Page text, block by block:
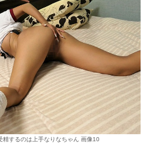
精するのは上手なりなちゃん 画像10